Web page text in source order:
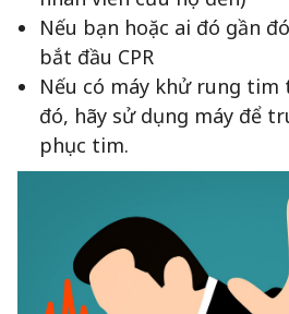
Nếu bạn hoặc ai đó gần
bắt đầu CPR
Nếu có máy khử rung tim
đó, hãy sử dụng máy để
phục tim.